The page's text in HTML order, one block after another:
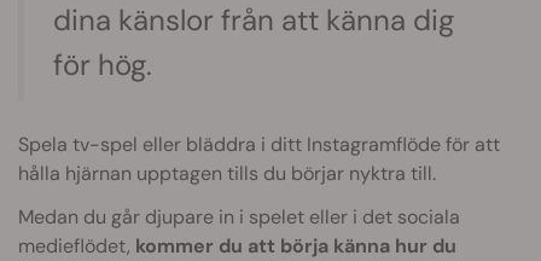
dina känslor från att känna dig
för hög.
Spela tv-spel eller bläddra i ditt Instagramflöde för att
hålla hjärnan upptagen tills du börjar nyktra till.
Medan du går djupare in i spelet eller i det sociala
medieflödet, kommer du att börja känna hur du